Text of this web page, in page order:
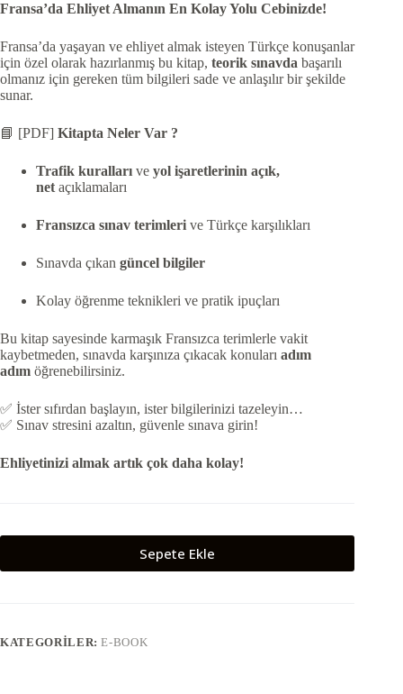
Fransa’da Ehliyet Almanın En Kolay Yolu Cebinizde!
Fransa’da yaşayan ve ehliyet almak isteyen Türkçe konuşanlar
için özel olarak hazırlanmış bu kitap, teorik sınavda başarılı
olmanız için gereken tüm bilgileri sade ve anlaşılır bir şekilde
sunar.
📘 [PDF] Kitapta Neler Var ?
Trafik kuralları ve yol işaretlerinin açık,
net açıklamaları
Fransızca sınav terimleri ve Türkçe karşılıkları
Sınavda çıkan güncel bilgiler
Kolay öğrenme teknikleri ve pratik ipuçları
Bu kitap sayesinde karmaşık Fransızca terimlerle vakit
kaybetmeden, sınavda karşınıza çıkacak konuları adım
adım öğrenebilirsiniz.
✅ İster sıfırdan başlayın, ister bilgilerinizi tazeleyin…
✅ Sınav stresini azaltın, güvenle sınava girin!
Ehliyetinizi almak artık çok daha kolay!
Sepete Ekle
KATEGORILER:E-BOOK